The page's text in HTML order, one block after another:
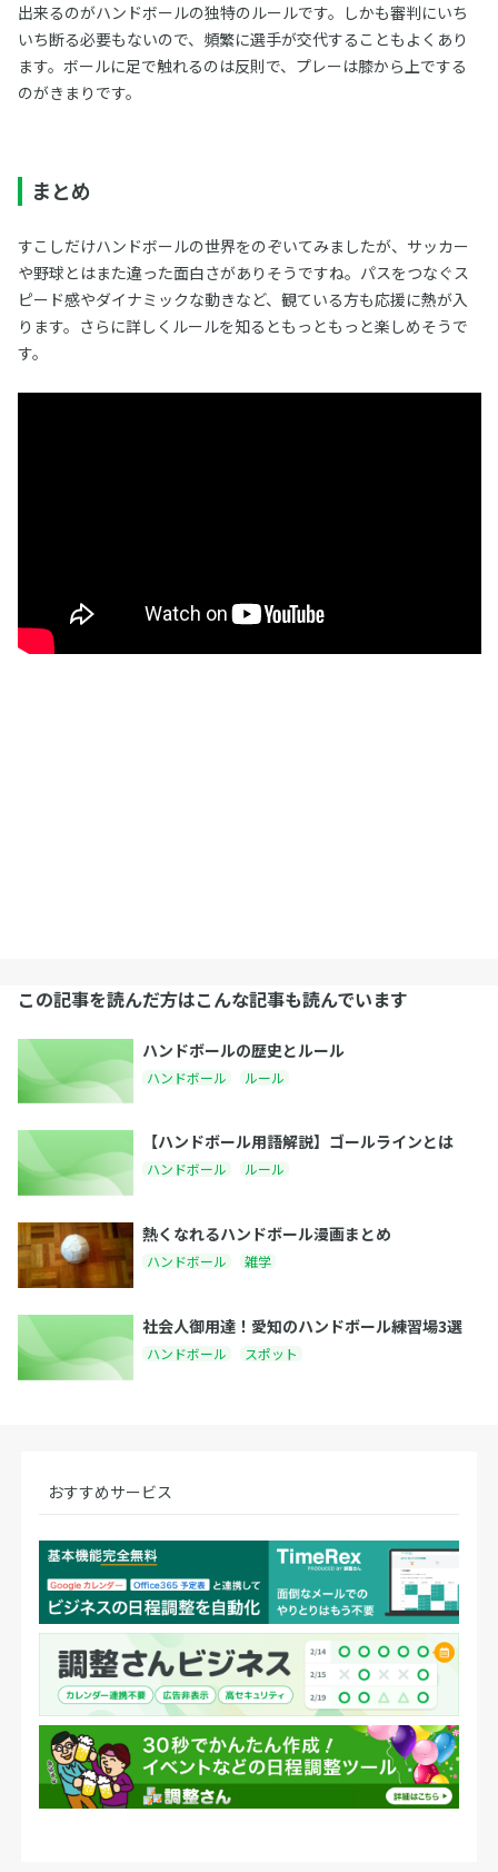
出来るのがハンドボールの独特のルールです。しかも審判にいち
いち断る必要もないので、頻繁に選手が交代することもよくあり
ます。ボールに足で触れるのは反則で、プレーは膝から上でする
のがきまりです。
まとめ
すこしだけハンドボールの世界をのぞいてみましたが、サッカー
や野球とはまた違った面白さがありそうですね。パスをつなぐス
ピード感やダイナミックな動きなど、観ている方も応援に熱が入
ります。さらに詳しくルールを知るともっともっと楽しめそうで
す。
この記事を読んだ方はこんな記事も読んでいます
ハンドボールの歴史とルール
ハンドボール ルール
【ハンドボール用語解説】ゴールラインとは
ハンドボール ルール
熱くなれるハンドボール漫画まとめ
ハンドボール 雑学
社会人御用達！愛知のハンドボール練習場3選
ハンドボール スポット
おすすめサービス